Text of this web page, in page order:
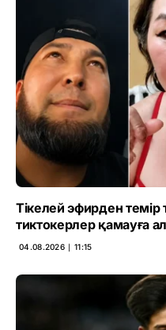
Тікелей эфирден
тиктокерлер қамауға
04.08.2026 ∣ 11:15